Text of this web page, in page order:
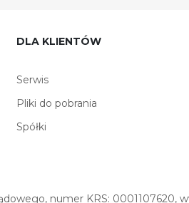
DLA KLIENTÓW
Serwis
Pliki do pobrania
Spółki
numer KRS: 0001107620,